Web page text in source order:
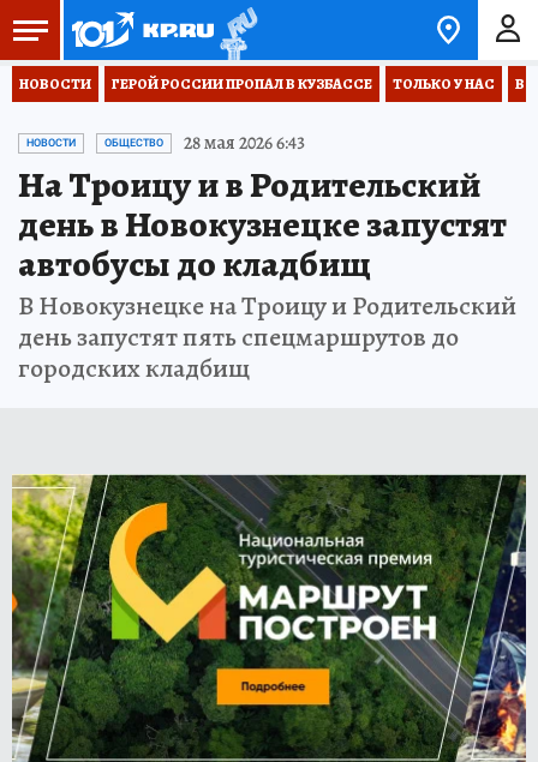
НОВОСТИ ГЕРОЙ РОССИИ ПРОПАЛ В КУЗБАССЕ ТОЛЬКО У НАС
НОВОСТИ ОБЩЕСТВО 28 мая 2026 6:43
На Троицу и в Родительский
день в Новокузнецке запустят
автобусы до кладбищ
В Новокузнецке на Троицу и Родительский
день запустят пять спецмаршрутов до
городских кладбищ